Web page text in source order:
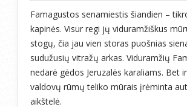
Famagustos senamiestis šiandien –
kapinės. Visur regi jų viduramžiškus
stogų, čia jau vien storas puošnias
sudužusių vitražų arkas. Viduramžių
nedarė gėdos Jeruzalės karaliams. Bet
valdovų rūmų teliko mūrais įrėminta
aikštelė.